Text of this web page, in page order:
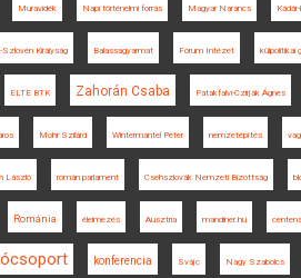
Muravidék Napi történelmi forrás Magyar Narancs
Királyság Balassagyarmat Fórum Intézet külpolitikai
ELTE BTK Zahorán Csaba Patakfalvi-Czirják Ágnes
Mohr Szilárd Wintermantel Péter nemzetépítés
László román parlament Csehszlovák Nemzeti Bizottság
Románia élelmezés Ausztria mandiner.hu
konferencia Svájc Nagy Szabolcs